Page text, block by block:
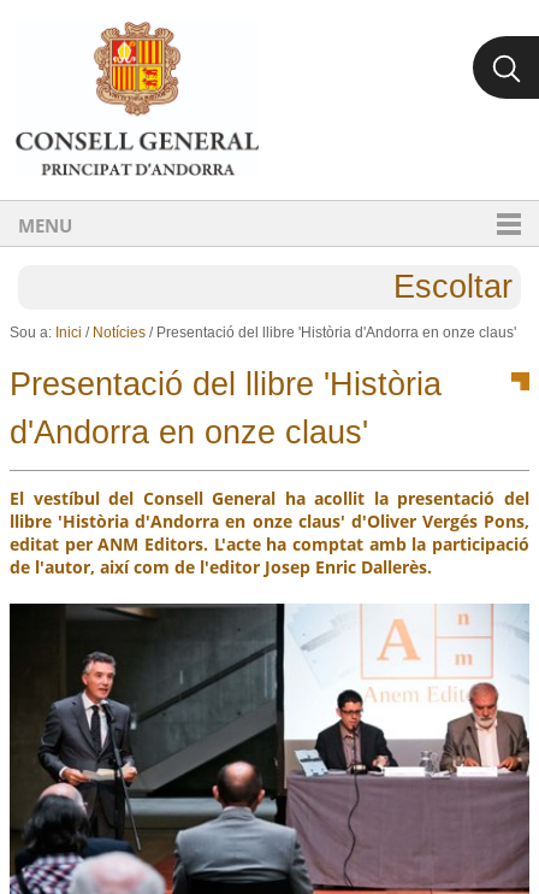
Ves al contingut.
Salta a la navegació
MENU
Escoltar
Sou a: Inici / Notícies / Presentació del llibre 'Història d'Andorra en onze claus'
Presentació del llibre 'Història
d'Andorra en onze claus'
El vestíbul del Consell General ha acollit la presentació del
llibre 'Història d'Andorra en onze claus' d'Oliver Vergés Pons,
editat per ANM Editors. L'acte ha comptat amb la participació
de l'autor, així com de l'editor Josep Enric Dallerès.